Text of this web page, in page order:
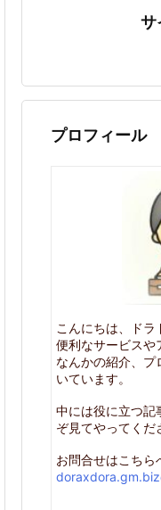
サ
プロフィール
こんにちは、ドラ
便利なサービスや
なんかの紹介、プ
いています。
中には役に立つ記
ぞ見てやってくだ
お問合せはこちら